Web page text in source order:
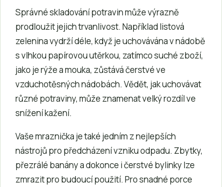
Správné skladování potravin může výrazně
prodloužit jejich trvanlivost. Například listová
zelenina vydrží déle, když je uchovávána v nádobě
s vlhkou papírovou utěrkou, zatímco suché zboží,
jako je rýže a mouka, zůstává čerstvé ve
vzduchotěsných nádobách. Vědět, jak uchovávat
různé potraviny, může znamenat velký rozdíl ve
snížení kažení.
Vaše mraznička je také jedním z nejlepších
nástrojů pro předcházení vzniku odpadu. Zbytky,
přezrálé banány a dokonce i čerstvé bylinky lze
zmrazit pro budoucí použití. Pro snadné porce